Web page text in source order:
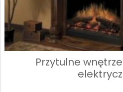
Przytulne